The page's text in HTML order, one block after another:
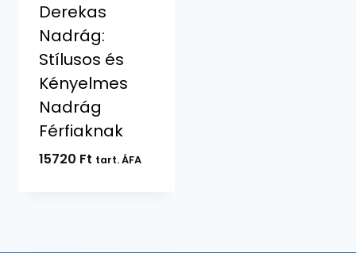
Derekas
Nadrág:
Stílusos és
Kényelmes
Nadrág
Férfiaknak
15720 Ft tart. ÁFA